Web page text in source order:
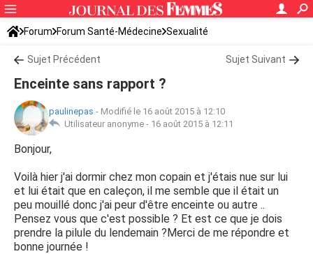
Forum Forum Santé-Médecine Sexualité
Sujet Précédent Sujet Suivant
Enceinte sans rapport ?
paulinepas - Modifié le 16 août 2015 à 12:10
Utilisateur anonyme - 16 août 2015 à 12:11
Bonjour,
Voilà hier j'ai dormir chez mon copain et j'étais nue sur lui
et lui était que en caleçon, il me semble que il était un
peu mouillé donc j'ai peur d'être enceinte ou autre ..
Pensez vous que c'est possible ? Et est ce que je dois
prendre la pilule du lendemain ?Merci de me répondre et
bonne journée !